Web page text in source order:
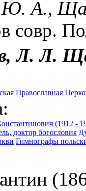
Ю. А.,
совр.
Л. Л.
Православная
(1912 -
доктор богословия
Гимнографы